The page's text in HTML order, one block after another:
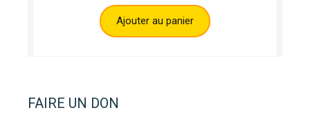
Ajouter au panier
FAIRE UN DON